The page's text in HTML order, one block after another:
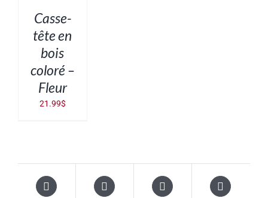
DÉTAILSCasse-
tête en
bois
coloré –
Fleur
21.99$